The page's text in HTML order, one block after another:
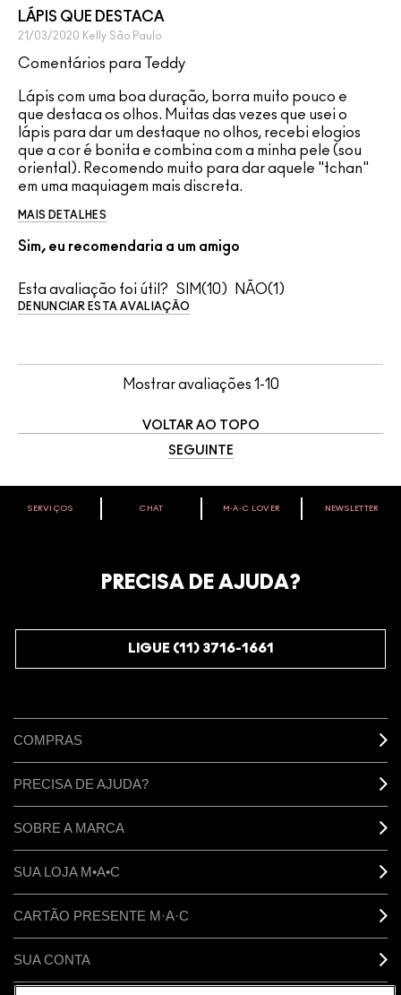
LÁPIS QUE DESTACA
21/03/2020 Kelly São Paulo
Comentários para Teddy
Lápis com uma boa duração, borra muito pouco e
que destaca os olhos. Muitas das vezes que usei o
lápis para dar um destaque no olhos, recebi elogios
que a cor é bonita e combina com a minha pele (sou
oriental). Recomendo muito para dar aquele "tchan"
em uma maquiagem mais discreta.
MAIS DETALHES
Sim, eu recomendaria a um amigo
Esta avaliação foi útil? 10 1
DENUNCIAR ESTA AVALIAÇÃO
Mostrar avaliações 1-10
VOLTAR AO TOPO
SEGUINTE
VOCÊ É M·A·C LOVER?
começando com 10% de desconto na sua próxima compra.
SERVIÇOS CHAT M∙A∙C LOVER NEWSLETTER
PRECISA DE AJUDA?
LIGUE (11) 3716-1661
COMPRAS
PRECISA DE AJUDA?
SOBRE A MARCA
SUA LOJA M•A•C
CARTÃO PRESENTE M·A·C
SUA CONTA